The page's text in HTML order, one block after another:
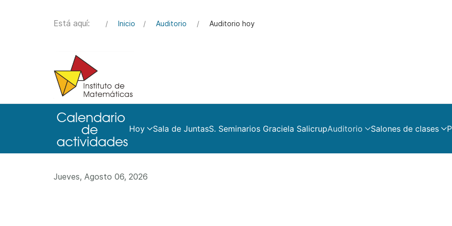
Está aquí: Inicio Auditorio Auditorio hoy
Hoy Sala de JuntasS. Seminarios Graciela SalicrupAuditorio Salones de clases
Jueves, Agosto 06, 2026